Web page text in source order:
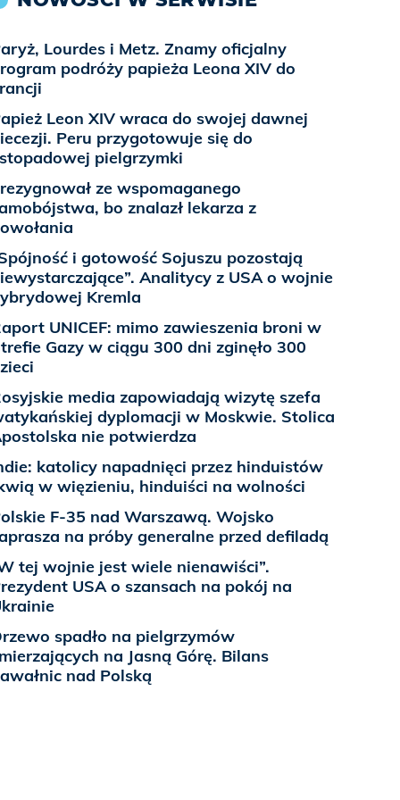
Lourdes i Metz. Znamy oficjalny
podróży papieża Leona XIV do
Leon XIV wraca do swojej dawnej
Peru przygotowuje się do
pielgrzymki
ze wspomaganego
bo znalazł lekarza z
i gotowość Sojuszu pozostają
Analitycy z USA o wojnie
Kremla
UNICEF: mimo zawieszenia broni w
Gazy w ciągu 300 dni zginęło 300
media zapowiadają wizytę szefa
dyplomacji w Moskwie. Stolica
nie potwierdza
katolicy napadnięci przez hinduistów
w więzieniu, hinduiści na wolności
F-35 nad Warszawą. Wojsko
na próby generalne przed defiladą
tej wojnie jest wiele nienawiści”.
USA o szansach na pokój na
spadło na pielgrzymów
na Jasną Górę. Bilans
nad Polską